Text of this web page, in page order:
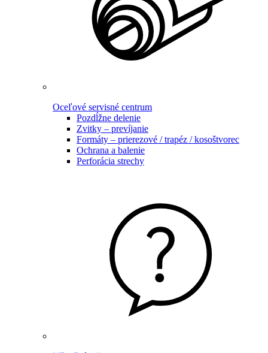
Oceľové servisné centrum
Pozdĺžne delenie
Zvitky – prevíjanie
Formáty – prierezové / trapéz / kosoštvorec
Ochrana a balenie
Perforácia strechy